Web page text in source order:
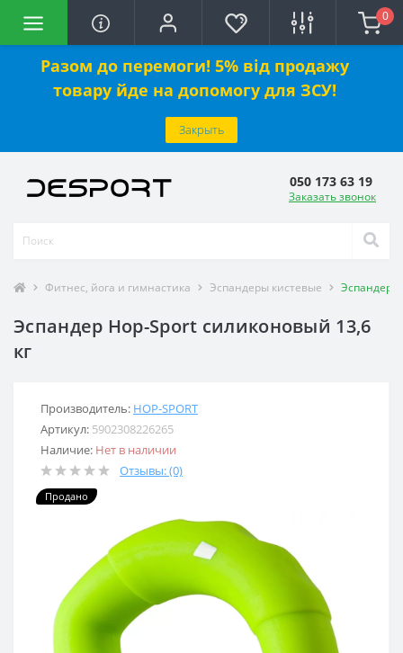
Разом до перемоги! 5% від продажу
товару йде на допомогу для ЗСУ!
Закрыть
0
050 173 63 19
Заказать звонок
Фитнес, йога и гимнастика Эспандеры кистевые Эспандер
Эспандер Hop-Sport силиконовый 13,6
кг
Производитель: HOP-SPORT
Артикул: 5902308226265
Наличие: Нет в наличии
Отзывы: (0)
Продано